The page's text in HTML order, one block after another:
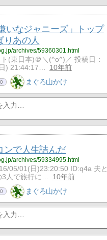
いなジャニーズ」トップ
りあの人
archives/59360301.html
(東日本)＠＼(^o^)／ 投稿日：
) 21:44:17…
10年前
0 まぐろ山かけ
ンで人生詰んだ
archives/59334995.html
05/01(日)23:20:50 ID:q4a 夫と
3人で旅行に…
10年前
0 まぐろ山かけ